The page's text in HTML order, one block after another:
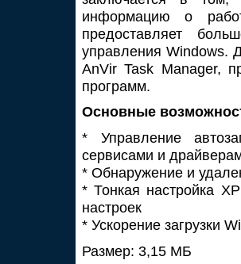
информацию о
предоставляет
управления Windows.
AnVir Task Manager,
программ.
Основные
* Управление
сервисами и
* Обнаружение и
* Тонкая настройка
настроек
* Ускорение загрузки
Размер: 3,15 МБ